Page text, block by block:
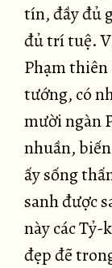
tín, đầy đủ
đủ trí tuệ.
Phạm thiên
tướng, có
mười ngàn
nhuần,
ấy sống
sanh được
này các
đẹp đẽ